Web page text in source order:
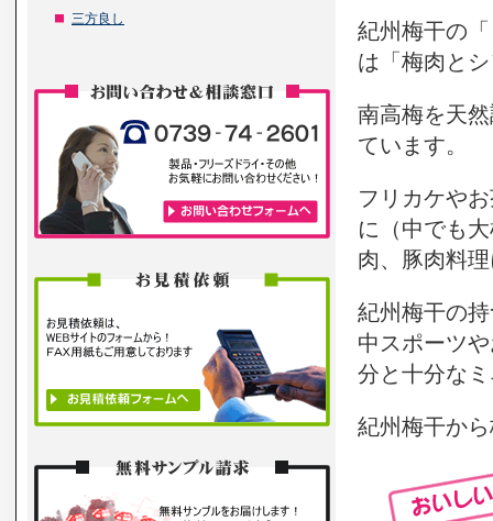
三方良し
紀州梅干の
は「梅肉と
南高梅を天
ています。
フリカケや
に（中でも
肉、豚肉料
紀州梅干の
中スポーツ
分と十分な
紀州梅干か